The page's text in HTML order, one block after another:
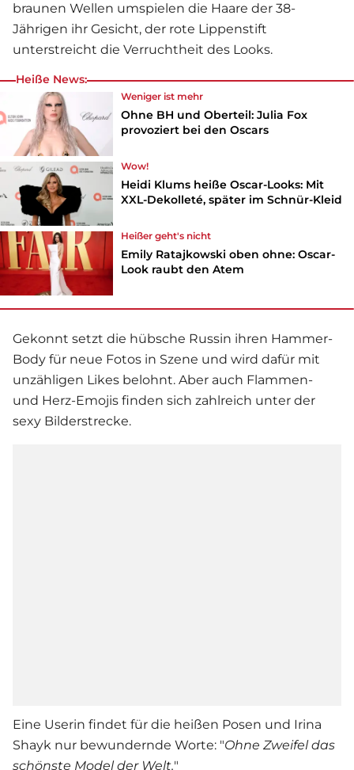
braunen Wellen umspielen die Haare der 38-
Jährigen ihr Gesicht, der rote Lippenstift
unterstreicht die Verruchtheit des Looks.
Heiße News:
Weniger ist mehr
Ohne BH und Oberteil: Julia Fox
provoziert bei den Oscars
Wow!
Heidi Klums heiße Oscar-Looks: Mit
XXL-Dekolleté, später im Schnür-Kleid
Heißer geht's nicht
Emily Ratajkowski oben ohne: Oscar-
Look raubt den Atem
Gekonnt setzt die hübsche Russin ihren Hammer-
Body für neue Fotos in Szene und wird dafür mit
unzähligen Likes belohnt. Aber auch Flammen-
und Herz-Emojis finden sich zahlreich unter der
sexy Bilderstrecke.
Eine Userin findet für die heißen Posen und Irina
Shayk nur bewundernde Worte: "Ohne Zweifel das
schönste Model der Welt."